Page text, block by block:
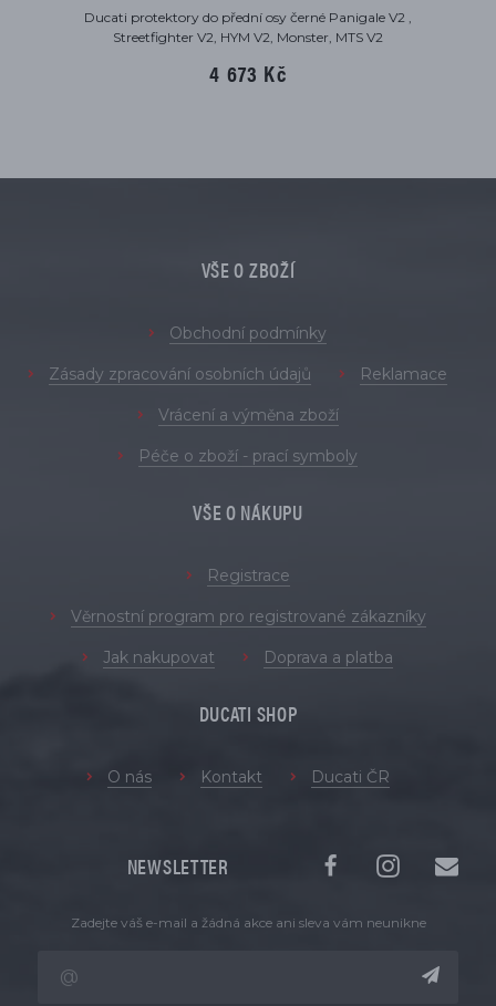
Ducati protektory do přední osy černé Panigale V2 ,
Streetfighter V2, HYM V2, Monster, MTS V2
4 673 Kč
VŠE O ZBOŽÍ
Obchodní podmínky
Zásady zpracování osobních údajů Reklamace
Vrácení a výměna zboží
Péče o zboží - prací symboly
VŠE O NÁKUPU
Registrace
Věrnostní program pro registrované zákazníky
Jak nakupovat Doprava a platba
DUCATI SHOP
O nás Kontakt Ducati ČR
NEWSLETTER
Zadejte váš e-mail a žádná akce ani sleva vám neunikne